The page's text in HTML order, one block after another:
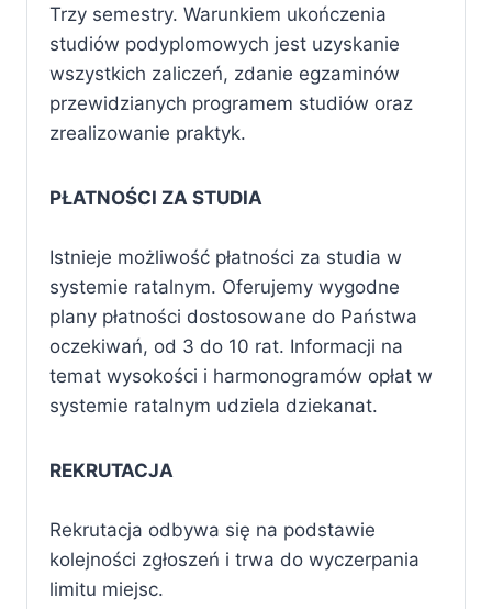
Trzy semestry. Warunkiem ukończenia
studiów podyplomowych jest uzyskanie
wszystkich zaliczeń, zdanie egzaminów
przewidzianych programem studiów oraz
zrealizowanie praktyk.
PŁATNOŚCI ZA STUDIA
Istnieje możliwość płatności za studia w
systemie ratalnym. Oferujemy wygodne
plany płatności dostosowane do Państwa
oczekiwań, od 3 do 10 rat. Informacji na
temat wysokości i harmonogramów opłat w
systemie ratalnym udziela dziekanat.
REKRUTACJA
Rekrutacja odbywa się na podstawie
kolejności zgłoszeń i trwa do wyczerpania
limitu miejsc.